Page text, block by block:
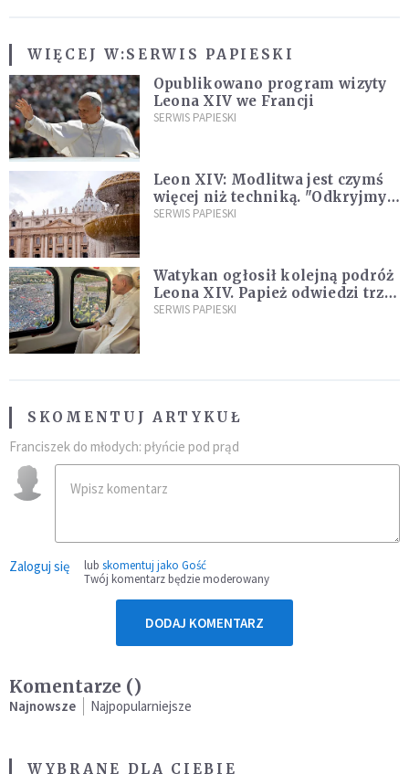
WIĘCEJ W:SERWIS PAPIESKI
Opublikowano program wizyty
Leona XIV we Francji
SERWIS PAPIESKI
Leon XIV: Modlitwa jest czymś
więcej niż techniką. "Odkryjmy
ją na nowo"
SERWIS PAPIESKI
Watykan ogłosił kolejną podróż
Leona XIV. Papież odwiedzi trzy
kraje Ameryki Południowej
SERWIS PAPIESKI
SKOMENTUJ ARTYKUŁ
Franciszek do młodych: płyńcie pod prąd
Zaloguj się lub skomentuj jako Gość
Twój komentarz będzie moderowany
DODAJ KOMENTARZ
Komentarze ()
Najnowsze Najpopularniejsze
WYBRANE DLA CIEBIE